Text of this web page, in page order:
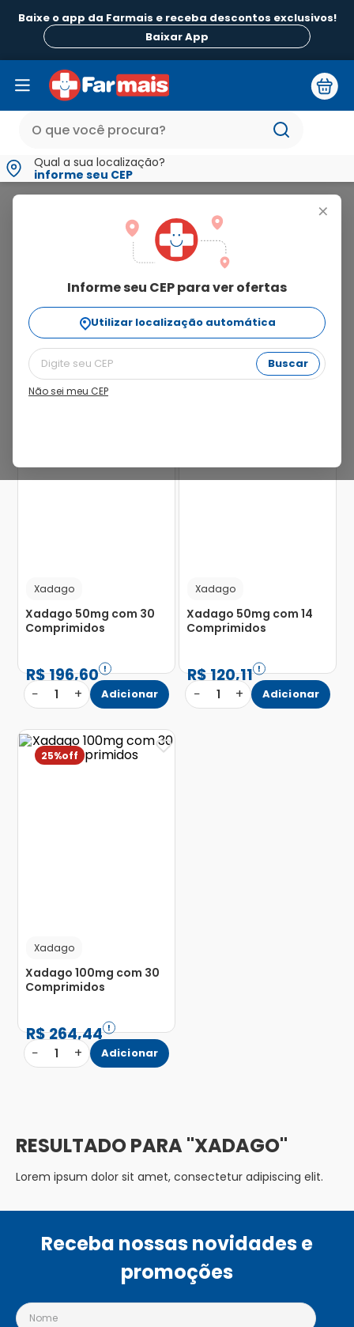
Baixe o app da Farmais e receba descontos exclusivos!
Baixar App
Qual a sua localização?
informe seu CEP
+
Informe seu CEP para ver ofertas
Utilizar localização automática
Buscar
Não sei meu CEP
Ordenar Por
relevância
Xadago
Xadago 50mg com 30
Comprimidos
R$196,60
− 1 + Adicionar
Xadago
Xadago 50mg com 14
Comprimidos
R$120,11
− 1 + Adicionar
25%
Xadago
Xadago 100mg com 30
Comprimidos
R$264,44
− 1 + Adicionar
XADAGO
Lorem ipsum dolor sit amet, consectetur adipiscing elit.
Receba nossas novidades e
promoções